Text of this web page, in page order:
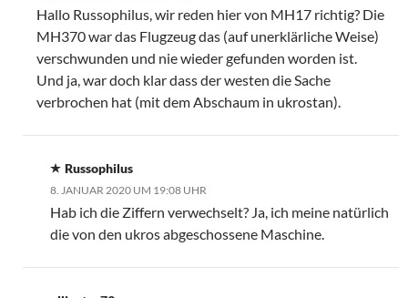
Hallo Russophilus, wir reden hier von MH17 richtig? Die
MH370 war das Flugzeug das (auf unerklärliche Weise)
verschwunden und nie wieder gefunden worden ist.
Und ja, war doch klar dass der westen die Sache
verbrochen hat (mit dem Abschaum in ukrostan).
Russophilus
8. JANUAR 2020 UM 19:08 UHR
Hab ich die Ziffern verwechselt? Ja, ich meine natürlich
die von den ukros abgeschossene Maschine.